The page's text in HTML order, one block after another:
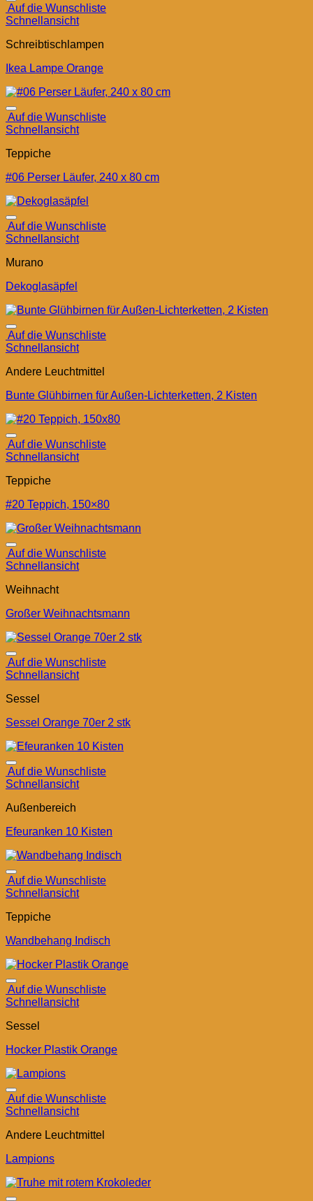
Auf die Wunschliste
Schnellansicht
Schreibtischlampen
Ikea Lampe Orange
Auf die Wunschliste
Schnellansicht
Teppiche
#06 Perser Läufer, 240 x 80 cm
Auf die Wunschliste
Schnellansicht
Murano
Dekoglasäpfel
Auf die Wunschliste
Schnellansicht
Andere Leuchtmittel
Bunte Glühbirnen für Außen-Lichterketten, 2 Kisten
Auf die Wunschliste
Schnellansicht
Teppiche
#20 Teppich, 150×80
Auf die Wunschliste
Schnellansicht
Weihnacht
Großer Weihnachtsmann
Auf die Wunschliste
Schnellansicht
Sessel
Sessel Orange 70er 2 stk
Auf die Wunschliste
Schnellansicht
Außenbereich
Efeuranken 10 Kisten
Auf die Wunschliste
Schnellansicht
Teppiche
Wandbehang Indisch
Auf die Wunschliste
Schnellansicht
Sessel
Hocker Plastik Orange
Auf die Wunschliste
Schnellansicht
Andere Leuchtmittel
Lampions